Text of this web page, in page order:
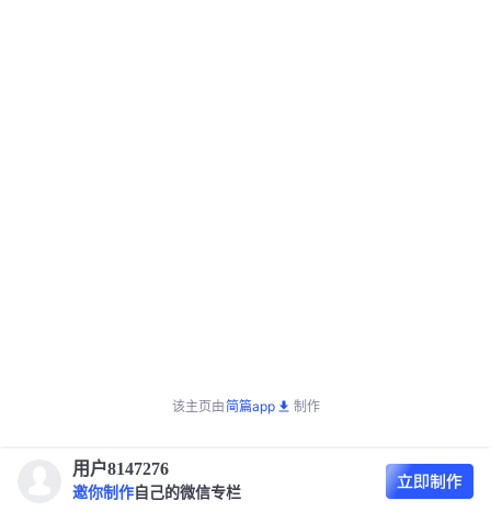
该主页由简篇app 制作
用户8147276
邀你制作 自己的微信专栏